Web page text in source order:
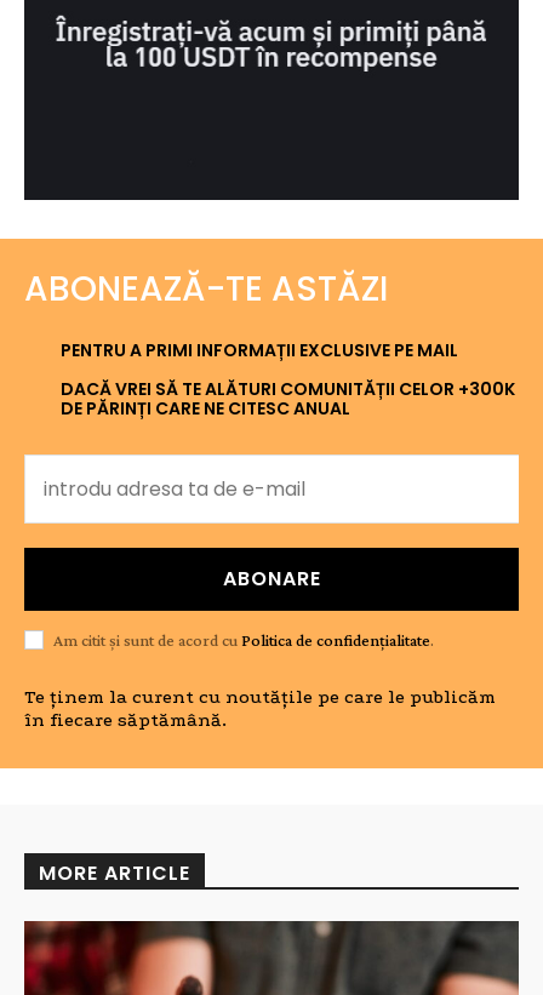
ABONEAZĂ-TE ASTĂZI
PENTRU A PRIMI INFORMAȚII EXCLUSIVE PE MAIL
DACĂ VREI SĂ TE ALĂTURI COMUNITĂȚII CELOR +300K
DE PĂRINȚI CARE NE CITESC ANUAL
ABONARE
Am citit și sunt de acord cu Politica de confidențialitate.
Te ținem la curent cu noutățile pe care le publicăm
în fiecare săptămână.
MORE ARTICLE